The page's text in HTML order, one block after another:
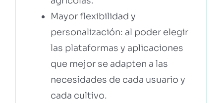
Mayor flexibilidad y
personalización: al poder elegir
las plataformas y aplicaciones
que mejor se adapten a las
necesidades de cada usuario y
cada cultivo.